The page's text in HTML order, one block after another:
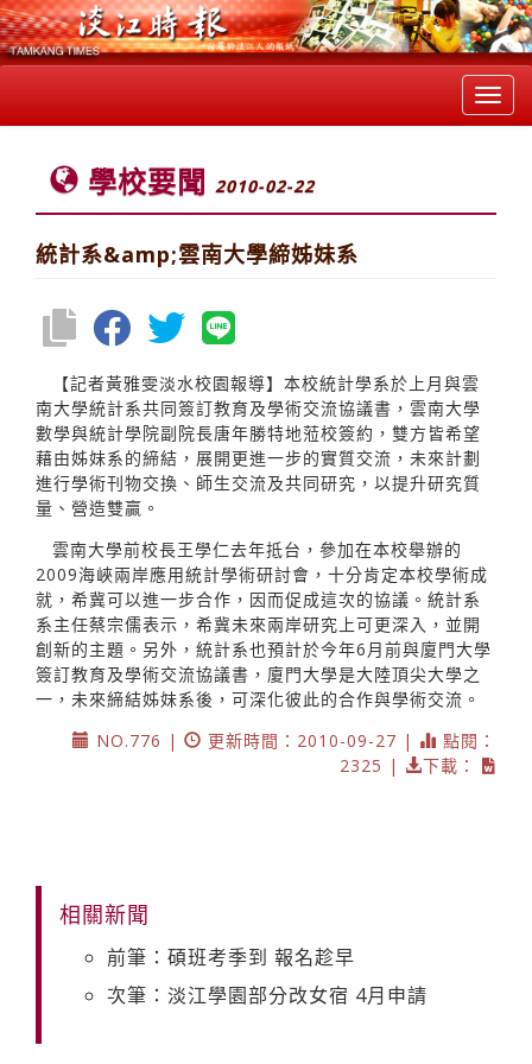
學校要聞 2010-02-22
統計系&amp;雲南大學締姊妹系
【記者黃雅雯淡水校園報導】本校統計學系於上月與雲
南大學統計系共同簽訂教育及學術交流協議書，雲南大學
數學與統計學院副院長唐年勝特地蒞校簽約，雙方皆希望
藉由姊妹系的締結，展開更進一步的實質交流，未來計劃
進行學術刊物交換、師生交流及共同研究，以提升研究質
量、營造雙贏。
雲南大學前校長王學仁去年抵台，參加在本校舉辦的
2009海峽兩岸應用統計學術研討會，十分肯定本校學術成
就，希冀可以進一步合作，因而促成這次的協議。統計系
系主任蔡宗儒表示，希冀未來兩岸研究上可更深入，並開
創新的主題。另外，統計系也預計於今年6月前與廈門大學
簽訂教育及學術交流協議書，廈門大學是大陸頂尖大學之
一，未來締結姊妹系後，可深化彼此的合作與學術交流。
NO.776 |
更新時間：2010-09-27 |
點閱：
2325 |
下載：
相關新聞
前筆：碩班考季到 報名趁早
次筆：淡江學園部分改女宿 4月申請